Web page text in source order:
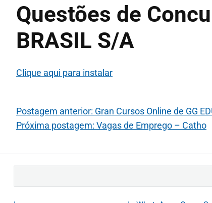
Questões de
BRASIL S/A
Clique aqui para instalar
Postagem anterior: Gran Cursos Online de GG
Próxima postagem: Vagas de Emprego – Catho